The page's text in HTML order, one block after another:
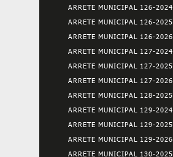
ARRETE MUNICIPAL 126-2024
ARRETE MUNICIPAL 126-2025
ARRETE MUNICIPAL 126-2026
ARRETE MUNICIPAL 127-2024
ARRETE MUNICIPAL 127-2025
ARRETE MUNICIPAL 127-2026
ARRETE MUNICIPAL 128-2025
ARRETE MUNICIPAL 129-2024
ARRETE MUNICIPAL 129-2025
ARRETE MUNICIPAL 129-2026
ARRETE MUNICIPAL 130-2025